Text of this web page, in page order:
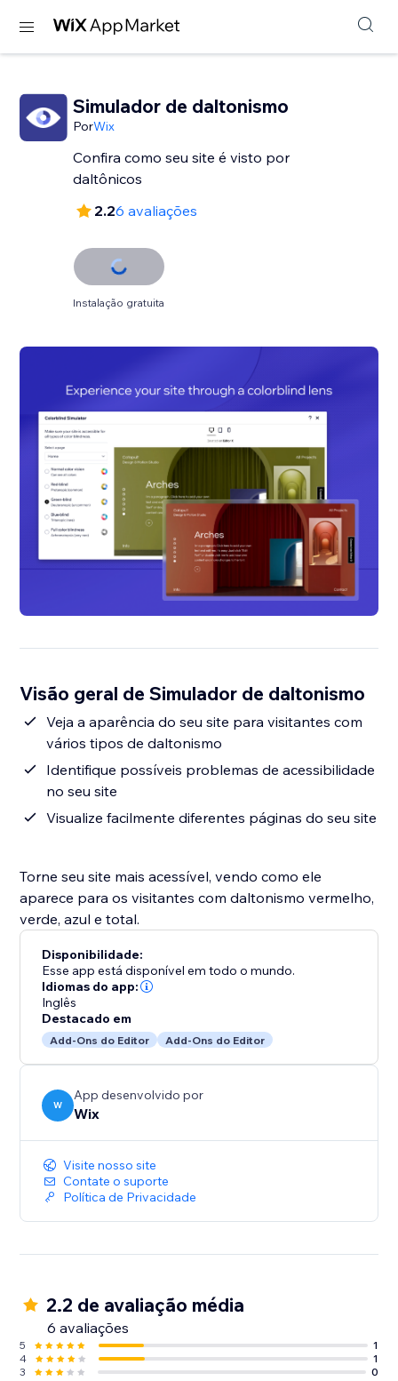
Simulador de daltonismo
PorWix
Confira como seu site é visto por
daltônicos
2.26 avaliações
Instalação gratuita
Visão geral de Simulador de daltonismo
Veja a aparência do seu site para visitantes com
vários tipos de daltonismo
Identifique possíveis problemas de acessibilidade
no seu site
Visualize facilmente diferentes páginas do seu site
Torne seu site mais acessível, vendo como ele
aparece para os visitantes com daltonismo vermelho,
verde, azul e total.
Disponibilidade:
Esse app está disponível em todo o mundo.
Idiomas do app:
Inglês
Destacado em
Add-Ons do Editor Add-Ons do Editor
W
App desenvolvido por
Wix
Visite nosso site
Contate o suporte
Política de Privacidade
2.2 de avaliação média
6 avaliações
5
1
4
1
3
0